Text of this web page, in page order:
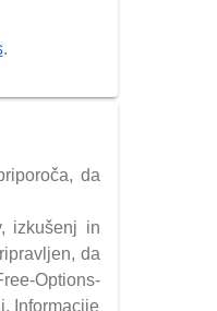
.
da
izkušenj in
da
Options-
Informacije